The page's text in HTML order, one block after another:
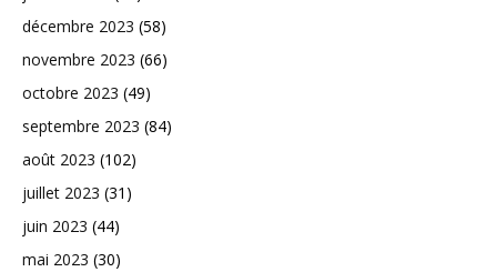
décembre 2023 (58)
novembre 2023 (66)
octobre 2023 (49)
septembre 2023 (84)
août 2023 (102)
juillet 2023 (31)
juin 2023 (44)
mai 2023 (30)